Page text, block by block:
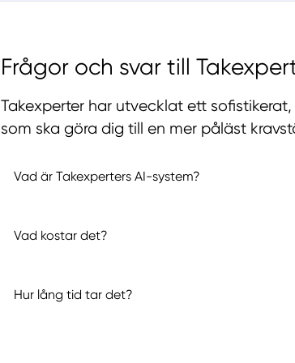
Frågor och svar till
Takexperter har utvecklat ett
som ska göra dig till en mer påläst
Vad är Takexperters AI-system?
Vad kostar det?
Hur lång tid tar det?